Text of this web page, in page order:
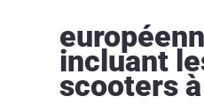
incluant
scooters